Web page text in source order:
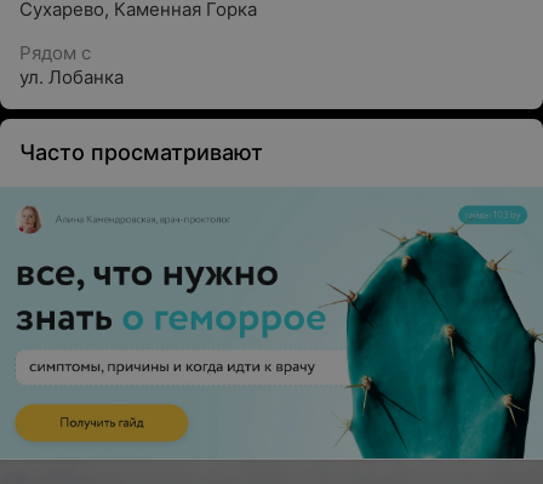
Сухарево, Каменная Горка
Рядом с
ул. Лобанка
Часто просматривают